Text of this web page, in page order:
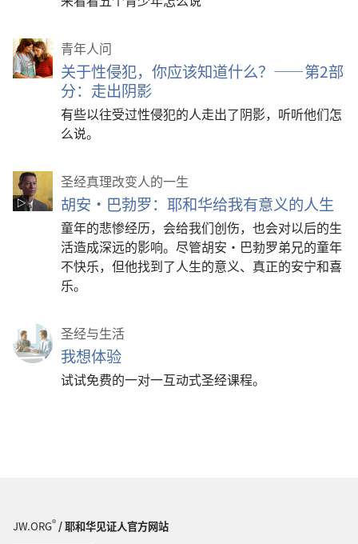
青年人问
关于性侵犯，你应该知道什么？——第2部
分：走出阴影
有些以往受过性侵犯的人走出了阴影，听听他们怎
么说。
圣经真理改变人的一生
胡安·巴勃罗：耶和华给我有意义的人生
童年的悲惨经历，会给我们创伤，也会对以后的生
活造成深远的影响。尽管胡安·巴勃罗弟兄的童年
不快乐，但他找到了人生的意义、真正的安宁和喜
乐。
圣经与生活
我想体验
试试免费的一对一互动式圣经课程。
JW.ORG®/ 耶和华见证人官方网站